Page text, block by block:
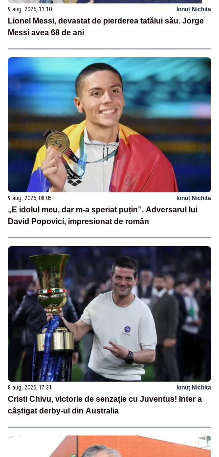
9 aug. 2026, 11:10 Ionuț Nichita
Lionel Messi, devastat de pierderea tatălui său. Jorge
Messi avea 68 de ani
9 aug. 2026, 08:05 Ionuț Nichita
„E idolul meu, dar m-a speriat puțin”. Adversarul lui
David Popovici, impresionat de român
8 aug. 2026, 17:31 Ionuț Nichita
Cristi Chivu, victorie de senzație cu Juventus! Inter a
câștigat derby-ul din Australia